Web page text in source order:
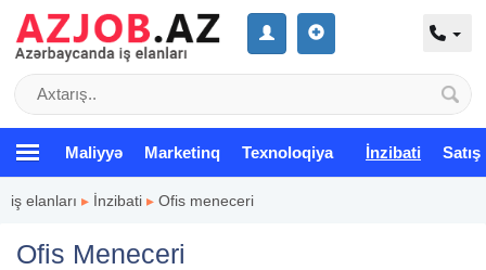
Maliyyə Marketinq Texnoloqiya İnzibati Satış
iş elanları ▸ İnzibati ▸ Ofis meneceri
Ofis Meneceri